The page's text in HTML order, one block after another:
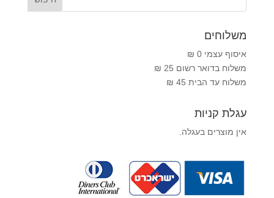
משלוחים
איסוף עצמי 0 ₪
משלוח בדואר רשום 25 ₪
משלוח עד הבית 45 ₪
עגלת קניות
אין מוצרים בעגלה.